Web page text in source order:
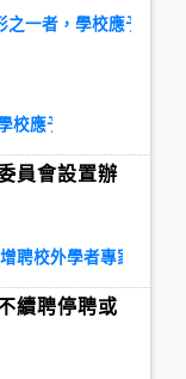
之一者，學校應予解
校應予解聘，且應議
員會設置辦
聘校外學者專家擔任
續聘停聘或